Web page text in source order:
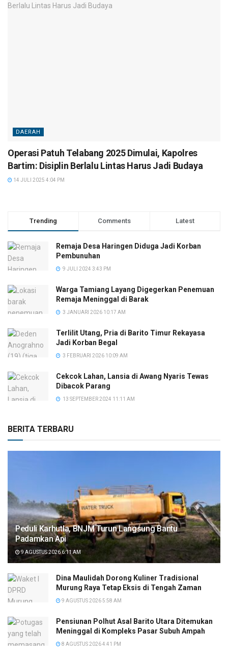
DAERAH
Operasi Patuh Telabang 2025 Dimulai, Kapolres
Bartim: Disiplin Berlalu Lintas Harus Jadi Budaya
14 JULI 2025 4:04 PM
Trending Comments Latest
Remaja Desa Haringen Diduga Jadi Korban
Pembunuhan
9 JULI 2024 3:43 PM
Warga Tamiang Layang Digegerkan Penemuan
Remaja Meninggal di Barak
3 JANUARI 2026 10:17 AM
Terlilit Utang, Pria di Barito Timur Rekayasa
Jadi Korban Begal
3 FEBRUARI 2026 10:09 AM
Cekcok Lahan, Lansia di Awang Nyaris Tewas
Dibacok Parang
13 SEPTEMBER 2024 11:11 AM
BERITA TERBARU
Peduli Karhutla, BNJM Turun Langsung Bantu
Padamkan Api
9 AGUSTUS 2026 6:11 AM
Dina Maulidah Dorong Kuliner Tradisional
Murung Raya Tetap Eksis di Tengah Zaman
9 AGUSTUS 2026 5:58 AM
Pensiunan Polhut Asal Barito Utara Ditemukan
Meninggal di Kompleks Pasar Subuh Ampah
8 AGUSTUS 2026 4:41 PM